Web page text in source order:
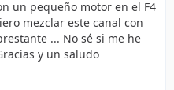
un pequeño motor en el F4
mezclar este canal con
... No sé si me he
y un saludo